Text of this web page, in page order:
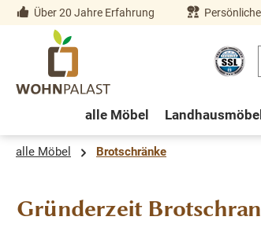
Zur Hauptnavigation springen
Über 20 Jahre Erfahrung
alle Möbel
alle Möbel Brotschränke
Gründerzeit